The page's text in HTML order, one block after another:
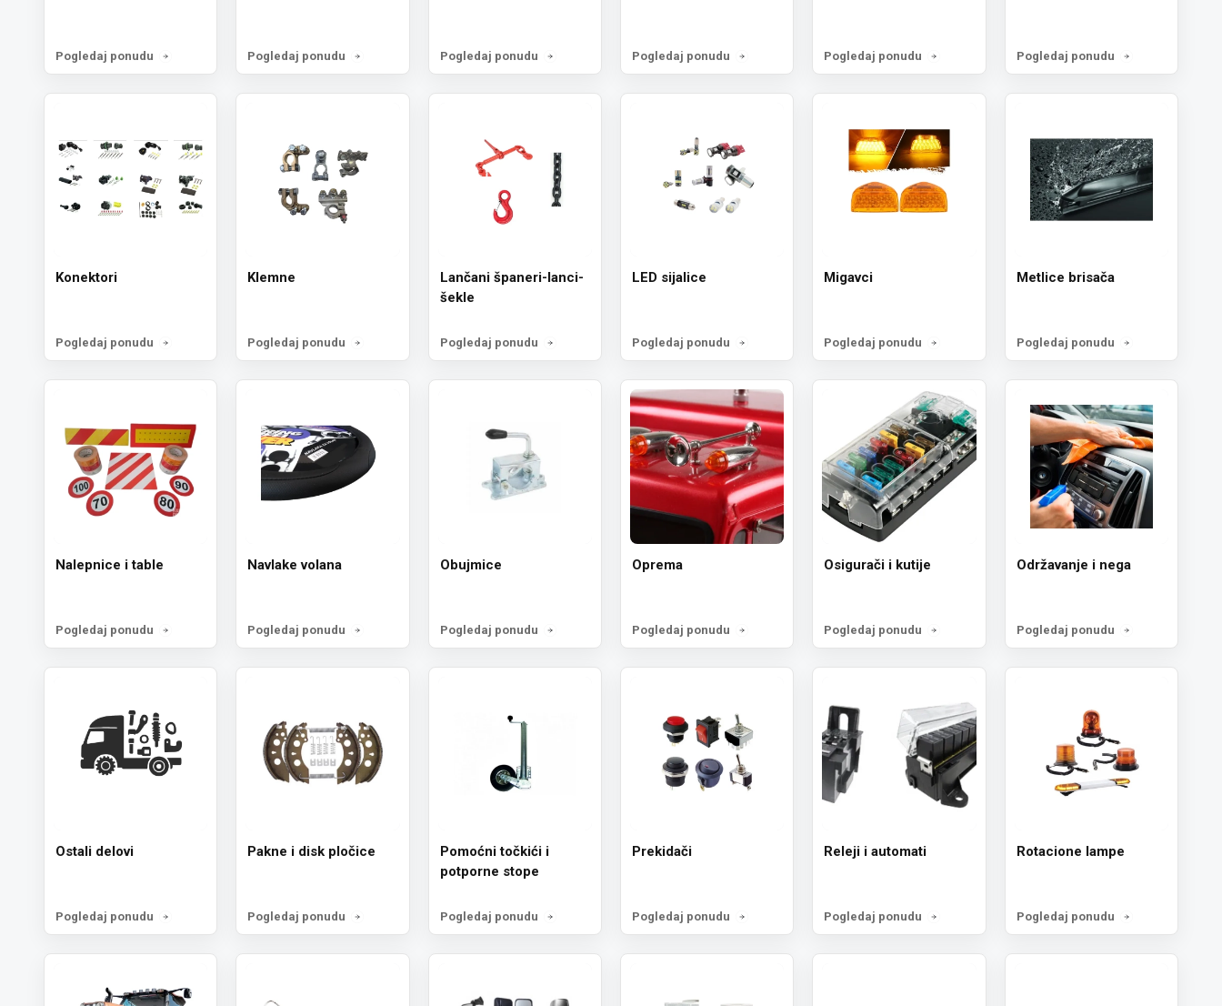
Pogledaj ponudu Pogledaj ponudu Pogledaj ponudu Pogledaj ponudu Pogledaj ponudu Pogledaj ponudu
Konektori
Pogledaj ponudu
Klemne
Pogledaj ponudu
Lančani španeri-lanci-
šekle
Pogledaj ponudu
LED sijalice
Pogledaj ponudu
Migavci
Pogledaj ponudu
Metlice brisača
Pogledaj ponudu
Nalepnice i table
Pogledaj ponudu
Navlake volana
Pogledaj ponudu
Obujmice
Pogledaj ponudu
Oprema
Pogledaj ponudu
Osigurači i kutije
Pogledaj ponudu
Održavanje i nega
Pogledaj ponudu
Ostali delovi
Pogledaj ponudu
Pakne i disk pločice
Pogledaj ponudu
Pomoćni točkići i
potporne stope
Pogledaj ponudu
Prekidači
Pogledaj ponudu
Releji i automati
Pogledaj ponudu
Rotacione lampe
Pogledaj ponudu